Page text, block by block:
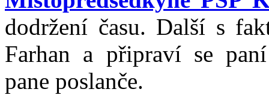
dodržení času. Další s
Farhan a připraví se
pane poslanče.